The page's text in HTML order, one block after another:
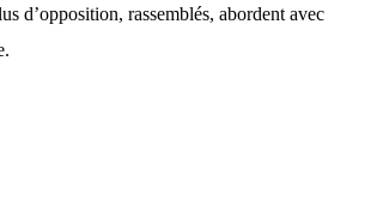
d’opposition, rassemblés, abordent avec